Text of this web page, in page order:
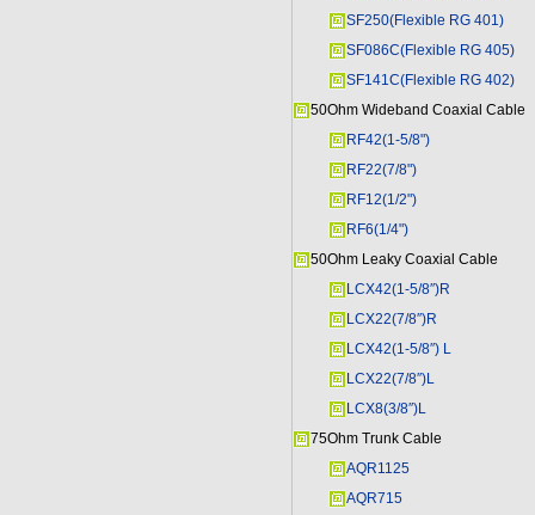
SF250(Flexible RG 401)
SF086C(Flexible RG 405)
SF141C(Flexible RG 402)
50Ohm Wideband Coaxial Cable
RF42(1-5/8")
RF22(7/8")
RF12(1/2")
RF6(1/4")
50Ohm Leaky Coaxial Cable
LCX42(1-5/8″)R
LCX22(7/8″)R
LCX42(1-5/8″) L
LCX22(7/8″)L
LCX8(3/8″)L
75Ohm Trunk Cable
AQR1125
AQR715